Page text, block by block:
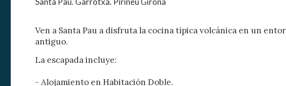
Ven a Santa Pau a disfruta la cocina típica volcánica en un
antiguo.
La escapada incluye:
- Alojamiento en Habitación Doble.